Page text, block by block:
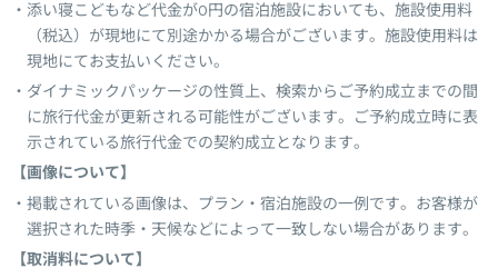
添い寝こどもなど代金が0円の宿泊施設においても、施設使用料
（税込）が現地にて別途かかる場合がございます。施設使用料は
現地にてお支払いください。
ダイナミックパッケージの性質上、検索からご予約成立までの間
に旅行代金が更新される可能性がございます。ご予約成立時に表
示されている旅行代金での契約成立となります。
【画像について】
掲載されている画像は、プラン・宿泊施設の一例です。お客様が
選択された時季・天候などによって一致しない場合があります。
【取消料について】